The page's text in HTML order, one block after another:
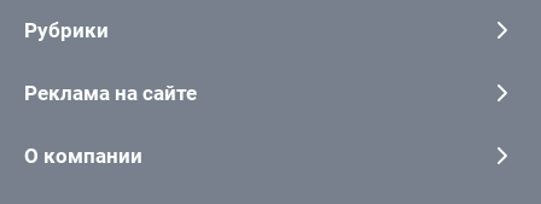
Рубрики
Реклама на сайте
О компании